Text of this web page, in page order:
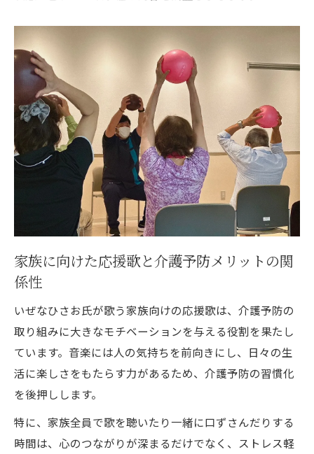
家族に向けた応援歌と介護予防メリットの関
係性
いぜなひさお氏が歌う家族向けの応援歌は、介護予防の
取り組みに大きなモチベーションを与える役割を果たし
ています。音楽には人の気持ちを前向きにし、日々の生
活に楽しさをもたらす力があるため、介護予防の習慣化
を後押しします。
特に、家族全員で歌を聴いたり一緒に口ずさんだりする
時間は、心のつながりが深まるだけでなく、ストレス軽